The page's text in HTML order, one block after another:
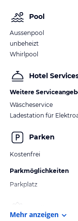
Pool
Aussenpool
unbeheizt
Whirlpool
Hotel
Weitere
Wäscheservice
Ladestation für
Parken
Kostenfrei
Parkmöglichkeiten
Parkplatz
Mehr anzeigen